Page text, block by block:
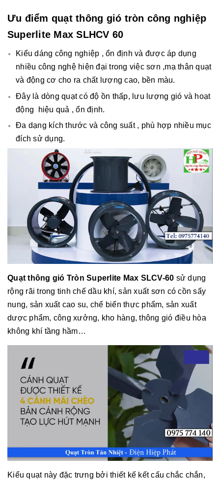
Ưu điểm quạt thông gió tròn công nghiệp
Superlite Max SLHCV 60
Kiểu dáng công nghiệp , ổn định và được áp dụng
nhiều công nghệ hiện đại trong việc sơn ,mạ thân quạt
và động cơ cho ra chất lượng cao, bền màu.
Đây là dòng quạt có độ ồn thấp, lưu lượng gió và hoạt
động hiệu quả , ổn định.
Đa dạng kích thước và công suất , phù hợp nhiều mục
đích sử dụng.
Quạt thông gió Tròn Superlite Max SLCV-60 sử dụng
rộng rãi trong tinh chế dầu khí, sản xuất sơn có cồn sấy
nung, sản xuất cao su, chế biến thực phẩm, sản xuất
dược phẩm, công xưởng, kho hàng, thông gió điều hòa
không khí tầng hầm…
Kiểu quạt này đặc trưng bởi thiết kế kết cấu chắc chắn,